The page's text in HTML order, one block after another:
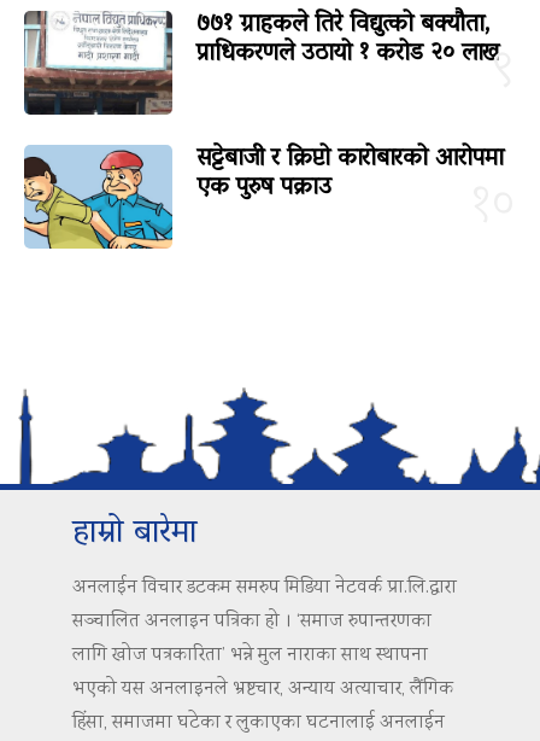
९
७७१ ग्राहकले तिरे विद्युत्को बक्यौता,
प्राधिकरणले उठायो १ करोड २० लाख
सट्टेबाजी र क्रिप्टो कारोबारको आरोपमा
एक पुरुष पक्राउ
हाम्रो बारेमा
अनलाईन विचार डटकम समरुप मिडिया नेटवर्क प्रा.लि.द्वारा
सञ्चालित अनलाइन पत्रिका हो । ‘समाज रुपान्तरणका
लागि खोज पत्रकारिता’ भन्ने मुल नाराका साथ स्थापना
भएको यस अनलाइनले भ्रष्टचार, अन्याय अत्याचार, लैंगिक
हिंसा, समाजमा घटेका र लुकाएका घटनालाई अनलाईन